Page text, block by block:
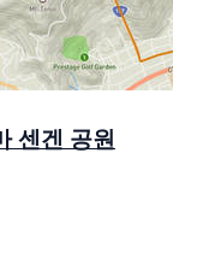
센겐 공원